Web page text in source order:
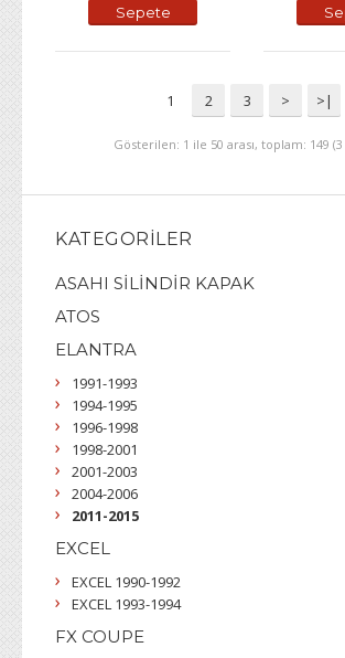
Sepete
1 2 3 > >|
Gösterilen: 1 ile 50 arası, toplam: 149 (3
KATEGORILER
ASAHI SİLİNDİR KAPAK
ATOS
ELANTRA
1991-1993
1994-1995
1996-1998
1998-2001
2001-2003
2004-2006
2011-2015
EXCEL
EXCEL 1990-1992
EXCEL 1993-1994
FX COUPE